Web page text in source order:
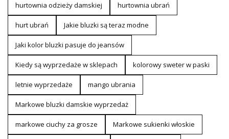
hurtownia odzieży damskiej hurtownia ubrań
hurt ubrań Jakie bluzki są teraz modne
Jaki kolor bluzki pasuje do jeansów
Kiedy są wyprzedaże w sklepach kolorowy sweter w paski
letnie wyprzedaże mango ubrania
Markowe bluzki damskie wyprzedaż
markowe ciuchy za grosze Markowe sukienki włoskie